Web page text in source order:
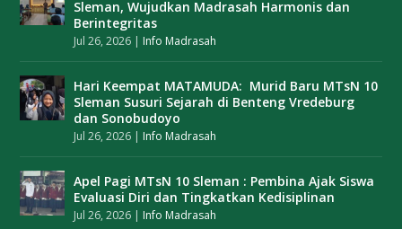
Sleman, Wujudkan Madrasah Harmonis dan
Berintegritas
Jul 26, 2026 | Info Madrasah
Hari Keempat MATAMUDA: Murid Baru MTsN 10
Sleman Susuri Sejarah di Benteng Vredeburg
dan Sonobudoyo
Jul 26, 2026 | Info Madrasah
Apel Pagi MTsN 10 Sleman : Pembina Ajak Siswa
Evaluasi Diri dan Tingkatkan Kedisiplinan
Jul 26, 2026 | Info Madrasah